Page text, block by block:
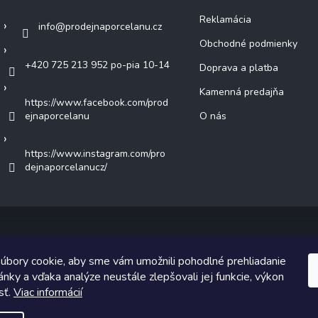
cookie, aby sme vám umožnili pohodlné prehliadanie
a vďaka analýze neustále zlepšovali jej funkcie, výkon
Viac informácií
info@prodejnaporcelanu.cz
+420 725 213 952 po-pia 10-14
https://www.facebook.com/prod
ejnaporcelanu
https://www.instagram.com/pro
dejnaporcelanucz/
Reklamácia
Obchodné podmienky
Doprava a platba
Kamenná predajňa
O nás
Copyright 2026 predajnaporcelanu.sk. Všetky práva vyhradené.
návrh vytvoril a na Shoptet implementoval Tomáš Hlad&